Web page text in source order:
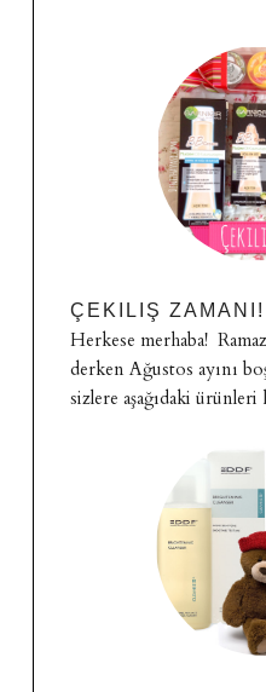
ÇEKILIŞ ZAMANI!
Herkese merhaba!
derken Ağustos ayını
sizlere aşağıdaki